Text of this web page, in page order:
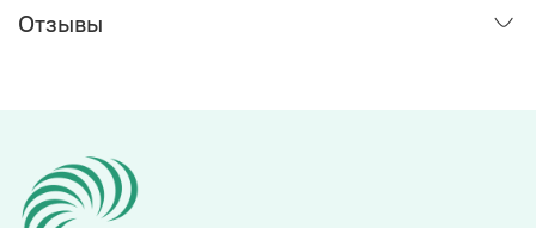
Отзывы